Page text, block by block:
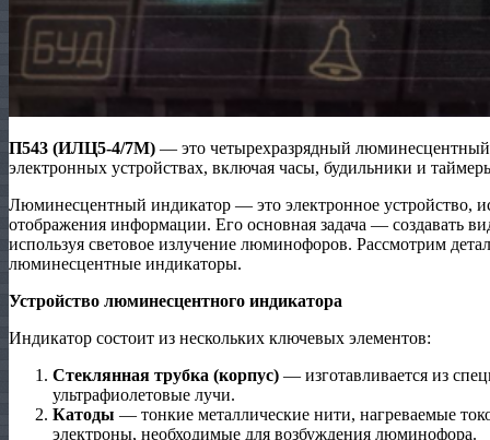
П543 (ИЛЦ5-4/7М) — это четырехразрядный
электронных устройствах, включая часы, будильники и
Люминесцентный индикатор — это электронное устройство,
отображения информации. Его основная задача — создавать
используя световое излучение люминофоров. Рассмотрим
люминесцентные индикаторы.
Устройство люминесцентного индикатора
Индикатор состоит из нескольких ключевых элементов:
Стеклянная трубка (корпус) — изготавливается из
ультрафиолетовые лучи.
Катоды — тонкие металлические нити, нагреваемые
электроны, необходимые для возбуждения люминофора.